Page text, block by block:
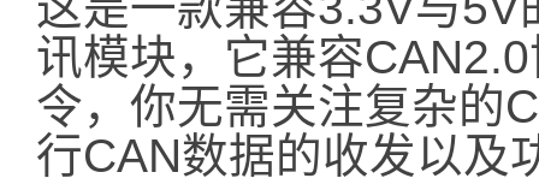
讯模块，它兼容
令，你无需关注复杂的
行CAN数据的收发以及